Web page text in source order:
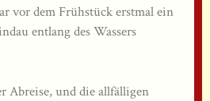
vor dem Frühstück erstmal ein
entlang des Wassers
Abreise, und die allfälligen